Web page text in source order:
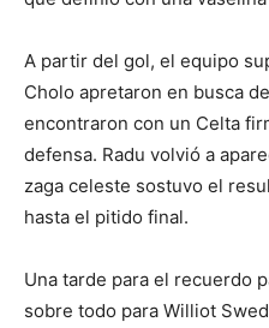
A partir del gol, el equipo
Cholo apretaron en busca
encontraron con un Celta
defensa. Radu volvió a
zaga celeste sostuvo el
hasta el pitido final.
Una tarde para el recuerdo
sobre todo para Williot